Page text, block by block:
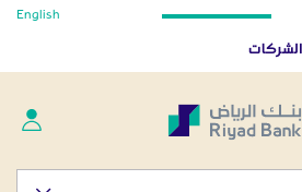
الإعلامي English